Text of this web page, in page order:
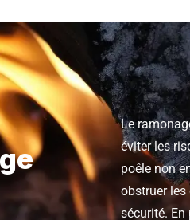
Le
éviter les
poêle non
obstruer les
sécurité.